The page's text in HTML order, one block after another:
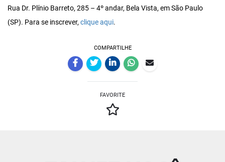
Rua Dr. Plínio Barreto, 285 – 4º andar, Bela Vista, em São Paulo
(SP). Para se inscrever,clique aqui.
COMPARTILHE
FAVORITE